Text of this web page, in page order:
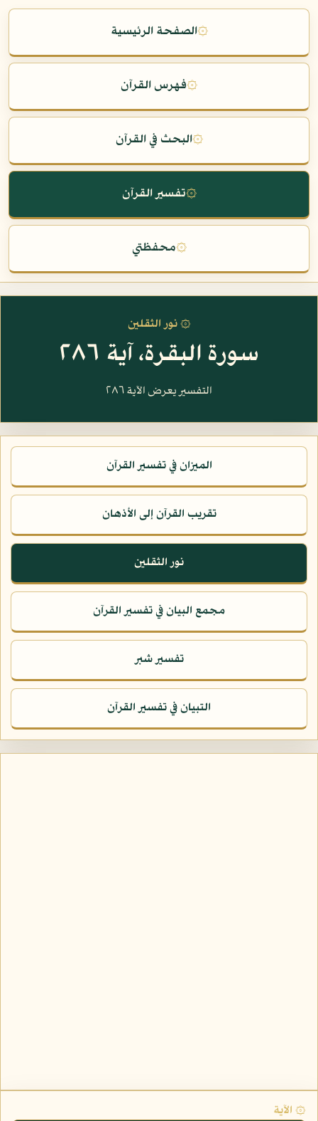
۞الصفحة الرئيسية
۞فهرس القرآن
۞البحث في القرآن
۞تفسير القرآن
۞محفظتي
۞ نور الثقلين
سورة البقرة، آية ٢٨٦
التفسير يعرض الآية ٢٨٦
الميزان في تفسير القرآن
تقريب القرآن إلى الأذهان
نور الثقلين
مجمع البيان في تفسير القرآن
تفسير شبر
التبيان في تفسير القرآن
۞ الآية